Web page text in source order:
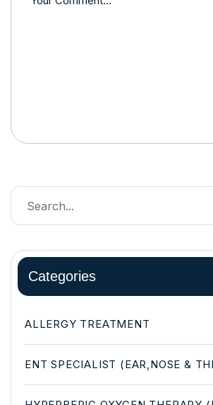
Categories
ALLERGY TREATMENT
ENT SPECIALIST (EAR,NOSE &